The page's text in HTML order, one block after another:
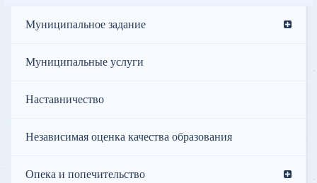
Муниципальное задание
Муниципальные услуги
Наставничество
Независимая оценка качества образования
Опека и попечительство